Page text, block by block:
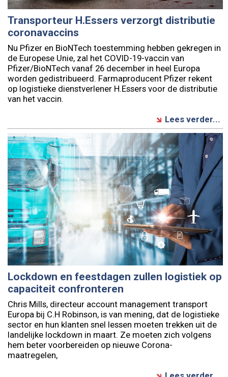
Transporteur H.Essers verzorgt distributie
coronavaccins
Nu Pfizer en BioNTech toestemming hebben gekregen in
de Europese Unie, zal het COVID-19-vaccin van
Pfizer/BioNTech vanaf 26 december in heel Europa
worden gedistribueerd. Farmaproducent Pfizer rekent
op logistieke dienstverlener H.Essers voor de distributie
van het vaccin.
Lees verder...
Lockdown en feestdagen zullen logistiek op
capaciteit confronteren
Chris Mills, directeur account management transport
Europa bij C.H Robinson, is van mening, dat de logistieke
sector en hun klanten snel lessen moeten trekken uit de
landelijke lockdown in maart. Ze moeten zich volgens
hem beter voorbereiden op nieuwe Corona-
maatregelen,